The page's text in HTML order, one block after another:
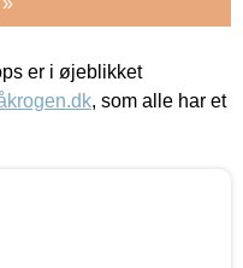
er i øjeblikket
, som alle har et